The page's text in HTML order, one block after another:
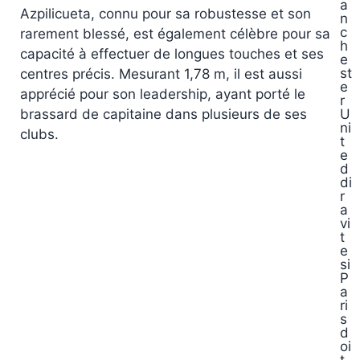
Azpilicueta, connu pour sa robustesse et son
rarement blessé, est également célèbre pour sa
capacité à effectuer de longues touches et ses
centres précis. Mesurant 1,78 m, il est aussi
apprécié pour son leadership, ayant porté le
brassard de capitaine dans plusieurs de ses
clubs.
a
n
c
h
e
st
e
r
U
ni
t
e
d
di
r
a
vi
t
e
si
P
a
ri
s
d
oi